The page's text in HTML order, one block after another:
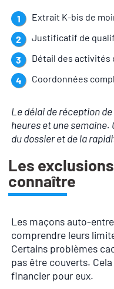
Extrait K-bis de
Justificatif de
Détail des activités
Coordonnées
Le délai de réception
heures et une semaine.
du dossier et de la
Les
connaître
Les maçons auto-
comprendre leurs
Certains problèmes
pas être couverts.
financier pour eux.